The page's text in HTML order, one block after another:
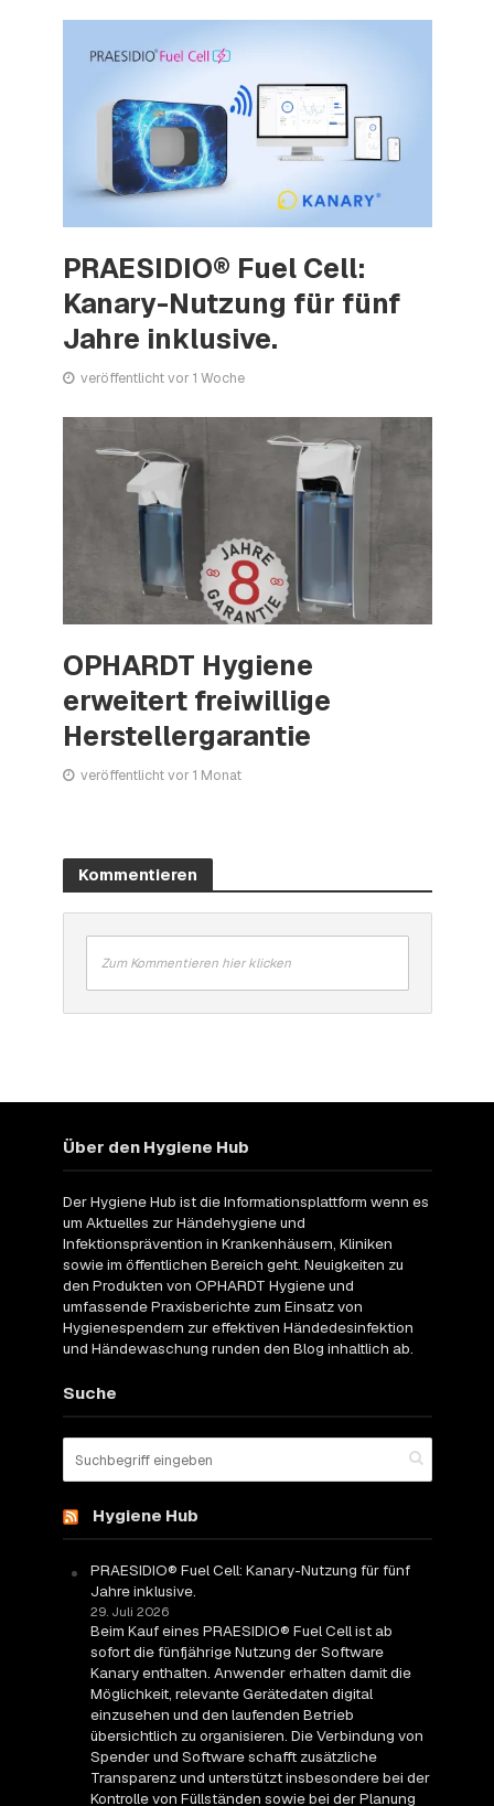
PRAESIDIO® Fuel Cell:
Kanary-Nutzung für fünf
Jahre inklusive.
veröffentlicht vor 1 Woche
OPHARDT Hygiene
erweitert freiwillige
Herstellergarantie
veröffentlicht vor 1 Monat
Kommentieren
Zum Kommentieren hier klicken
Über den Hygiene Hub
Der Hygiene Hub ist die Informationsplattform wenn es
um Aktuelles zur Händehygiene und
Infektionsprävention in Krankenhäusern, Kliniken
sowie im öffentlichen Bereich geht. Neuigkeiten zu
den Produkten von OPHARDT Hygiene und
umfassende Praxisberichte zum Einsatz von
Hygienespendern zur effektiven Händedesinfektion
und Händewaschung runden den Blog inhaltlich ab.
Suche
Hygiene Hub
PRAESIDIO® Fuel Cell: Kanary-Nutzung für fünf
Jahre inklusive.
29. Juli 2026
Beim Kauf eines PRAESIDIO® Fuel Cell ist ab
sofort die fünfjährige Nutzung der Software
Kanary enthalten. Anwender erhalten damit die
Möglichkeit, relevante Gerätedaten digital
einzusehen und den laufenden Betrieb
übersichtlich zu organisieren. Die Verbindung von
Spender und Software schafft zusätzliche
Transparenz und unterstützt insbesondere bei der
Kontrolle von Füllständen sowie bei der Planung